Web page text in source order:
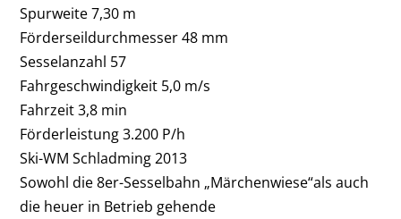
Spurweite 7,30 m
Förderseildurchmesser 48 mm
Sesselanzahl 57
Fahrgeschwindigkeit 5,0 m/s
Fahrzeit 3,8 min
Förderleistung 3.200 P/h
Ski-WM Schladming 2013
Sowohl die 8er-Sesselbahn „Märchenwiese“als auch
die heuer in Betrieb gehende